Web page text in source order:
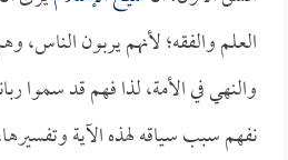
العلم والفقه؛ لأنهم يربون الناس،
والنهي في الأمة، لذا فهم قد سموا
نفهم سبب سياقه لهذه الآية